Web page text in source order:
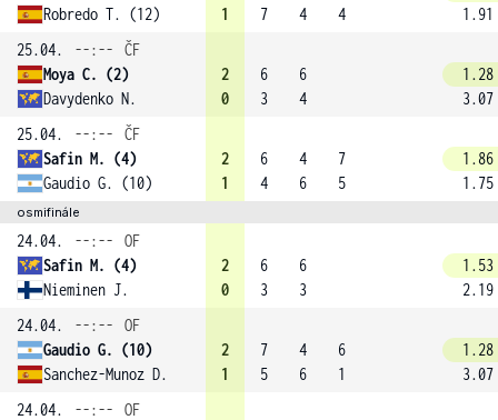
Robredo T. (12) 1 7 4 4
1.91
25.04.
--:--
ČF
Moya C. (2)
Davydenko N.
2
0
6
3
6
4
1.28
3.07
25.04.
--:--
ČF
Safin M. (4)
Gaudio G. (10)
2
1
6
4
4
6
7
5
1.86
1.75
osmifinále
24.04. --:--
OF
Safin M. (4)
Nieminen J.
2
0
6
3
6
3
1.53
2.19
24.04.
--:--
OF
Gaudio G. (10)
Sanchez-Munoz D.
2
1
7
5
4
6
6
1
1.28
3.07
24.04.
--:--
OF